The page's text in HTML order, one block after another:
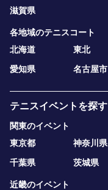
滋賀県
各地域のテニスコート
北海道
東北
愛知県
名古屋市
テニスイベントを探す
関東のイベント
東京都
神奈川県
千葉県
茨城県
近畿のイベント